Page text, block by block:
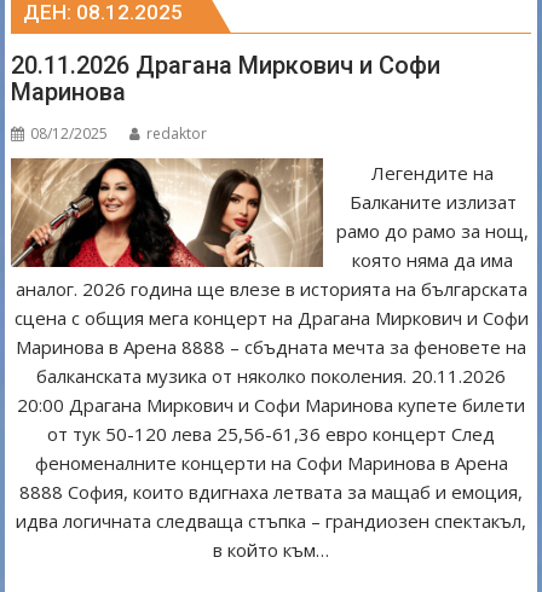
ДЕН: 08.12.2025
20.11.2026 Драгана Миркович и Софи
Маринова
08/12/2025 redaktor
Легендите на
Балканите излизат
рамо до рамо за нощ,
която няма да има
аналог. 2026 година ще влезе в историята на българската
сцена с общия мега концерт на Драгана Миркович и Софи
Маринова в Арена 8888 – сбъдната мечта за феновете на
балканската музика от няколко поколения. 20.11.2026
20:00 Драгана Миркович и Софи Маринова купете билети
от тук 50-120 лева 25,56-61,36 евро концерт След
феноменалните концерти на Софи Маринова в Арена
8888 София, които вдигнаха летвата за мащаб и емоция,
идва логичната следваща стъпка – грандиозен спектакъл,
в който към…